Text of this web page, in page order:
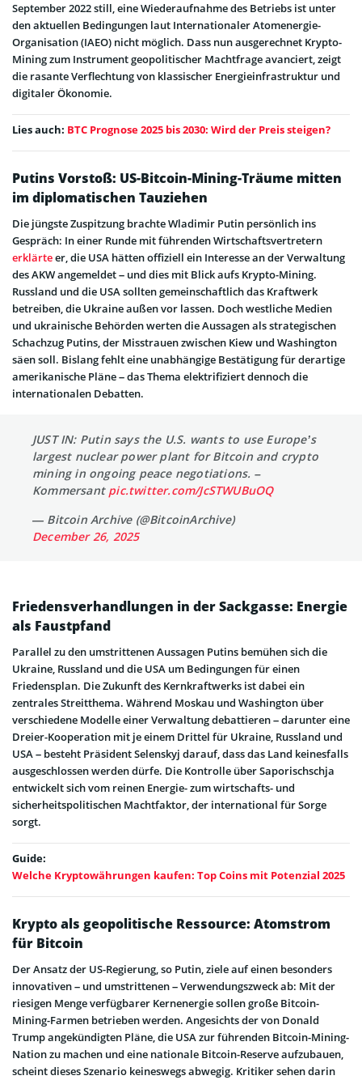
September 2022 still, eine Wiederaufnahme des Betriebs ist unter
den aktuellen Bedingungen laut Internationaler Atomenergie-
Organisation (IAEO) nicht möglich. Dass nun ausgerechnet Krypto-
Mining zum Instrument geopolitischer Machtfrage avanciert, zeigt
die rasante Verflechtung von klassischer Energieinfrastruktur und
digitaler Ökonomie.
Lies auch: BTC Prognose 2025 bis 2030: Wird der Preis steigen?
Putins Vorstoß: US-Bitcoin-Mining-Träume mitten
im diplomatischen Tauziehen
Die jüngste Zuspitzung brachte Wladimir Putin persönlich ins
Gespräch: In einer Runde mit führenden Wirtschaftsvertretern
erklärteer, die USA hätten offiziell ein Interesse an der Verwaltung
des AKW angemeldet – und dies mit Blick aufs Krypto-Mining.
Russland und die USA sollten gemeinschaftlich das Kraftwerk
betreiben, die Ukraine außen vor lassen. Doch westliche Medien
und ukrainische Behörden werten die Aussagen als strategischen
Schachzug Putins, der Misstrauen zwischen Kiew und Washington
säen soll. Bislang fehlt eine unabhängige Bestätigung für derartige
amerikanische Pläne – das Thema elektrifiziert dennoch die
internationalen Debatten.
JUST IN: Putin says the U.S. wants to use Europe’s
largest nuclear power plant for Bitcoin and crypto
mining in ongoing peace negotiations. –
Kommersant pic.twitter.com/JcSTWUBuOQ
— Bitcoin Archive (@BitcoinArchive)
December 26, 2025
Friedensverhandlungen in der Sackgasse: Energie
als Faustpfand
Parallel zu den umstrittenen Aussagen Putins bemühen sich die
Ukraine, Russland und die USA um Bedingungen für einen
Friedensplan. Die Zukunft des Kernkraftwerks ist dabei ein
zentrales Streitthema. Während Moskau und Washington über
verschiedene Modelle einer Verwaltung debattieren – darunter eine
Dreier-Kooperation mit je einem Drittel für Ukraine, Russland und
USA – besteht Präsident Selenskyj darauf, dass das Land keinesfalls
ausgeschlossen werden dürfe. Die Kontrolle über Saporischschja
entwickelt sich vom reinen Energie- zum wirtschafts- und
sicherheitspolitischen Machtfaktor, der international für Sorge
sorgt.
Guide:
Welche Kryptowährungen kaufen: Top Coins mit Potenzial 2025
Krypto als geopolitische Ressource: Atomstrom
für Bitcoin
Der Ansatz der US-Regierung, so Putin, ziele auf einen besonders
innovativen – und umstrittenen – Verwendungszweck ab: Mit der
riesigen Menge verfügbarer Kernenergie sollen große Bitcoin-
Mining-Farmen betrieben werden. Angesichts der von Donald
Trump angekündigten Pläne, die USA zur führenden Bitcoin-Mining-
Nation zu machen und eine nationale Bitcoin-Reserve aufzubauen,
scheint dieses Szenario keineswegs abwegig. Kritiker sehen darin